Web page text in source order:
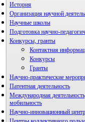
История
Организация научной
Научные школы
Подготовка научно-
Конкурсы, гранты
Контактная
Конкурсы
Гранты
Научно-практические
Патентная деятельность
Международная
мобильность
Научно-инновационный